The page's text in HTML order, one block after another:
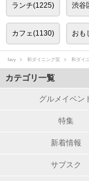
ランチ(1225) 渋谷
カフェ(1130) おも
favy 和ダイニング笑 和ダイ
カテゴリ一覧
グルメイベン
特集
新着情報
サブスク